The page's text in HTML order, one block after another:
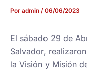
Por admin /06/06/2023
El sábado 29 de
Salvador,
la Visión y Misión